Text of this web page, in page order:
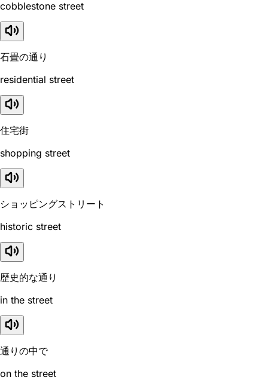
cobblestone street
石畳の通り
residential street
住宅街
shopping street
ショッピングストリート
historic street
歴史的な通り
in the street
通りの中で
on the street